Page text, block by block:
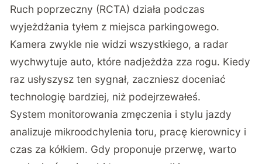
Ruch poprzeczny (RCTA) działa podczas
wyjeżdżania tyłem z miejsca parkingowego.
Kamera zwykle nie widzi wszystkiego, a radar
wychwytuje auto, które nadjeżdża zza rogu. Kiedy
raz usłyszysz ten sygnał, zaczniesz doceniać
technologię bardziej, niż podejrzewałeś.
System monitorowania zmęczenia i stylu jazdy
analizuje mikroodchylenia toru, pracę kierownicy i
czas za kółkiem. Gdy proponuje przerwę, warto